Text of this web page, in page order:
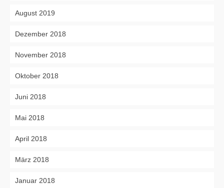
August 2019
Dezember 2018
November 2018
Oktober 2018
Juni 2018
Mai 2018
April 2018
März 2018
Januar 2018